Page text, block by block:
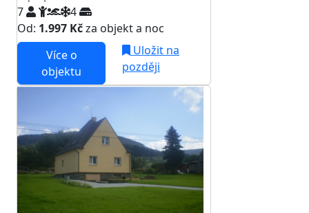
7
4
Od: 1.997 Kčza objekt a noc
Více o
objektu
Uložit na
později